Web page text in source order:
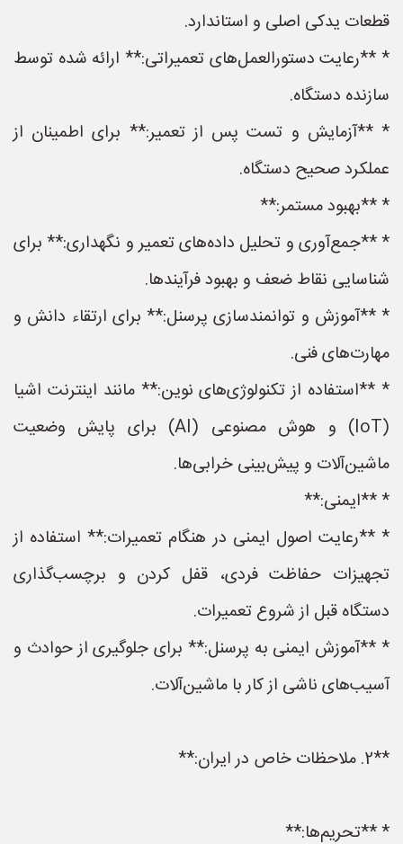
قطعات یدکی اصلی و استاندارد.
* **رعایت دستورالعمل‌های تعمیراتی:** ارائه شده توسط
سازنده دستگاه.
* **آزمایش و تست پس از تعمیر:** برای اطمینان از
عملکرد صحیح دستگاه.
* **بهبود مستمر:**
* **جمع‌آوری و تحلیل داده‌های تعمیر و نگهداری:** برای
شناسایی نقاط ضعف و بهبود فرآیندها.
* **آموزش و توانمندسازی پرسنل:** برای ارتقاء دانش و
مهارت‌های فنی.
* **استفاده از تکنولوژی‌های نوین:** مانند اینترنت اشیا
(IoT) و هوش مصنوعی (AI) برای پایش وضعیت
ماشین‌آلات و پیش‌بینی خرابی‌ها.
* **ایمنی:**
* **رعایت اصول ایمنی در هنگام تعمیرات:** استفاده از
تجهیزات حفاظت فردی، قفل کردن و برچسب‌گذاری
دستگاه قبل از شروع تعمیرات.
* **آموزش ایمنی به پرسنل:** برای جلوگیری از حوادث و
آسیب‌های ناشی از کار با ماشین‌آلات.
**2. ملاحظات خاص در ایران:**
* **تحریم‌ها:**